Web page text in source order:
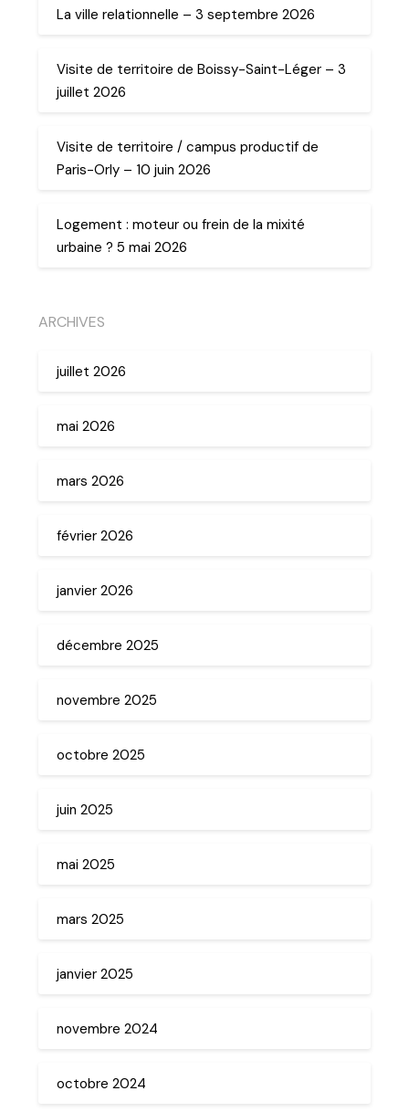
La ville relationnelle – 3 septembre 2026
Visite de territoire de Boissy-Saint-Léger – 3
juillet 2026
Visite de territoire / campus productif de
Paris-Orly – 10 juin 2026
Logement : moteur ou frein de la mixité
urbaine ? 5 mai 2026
ARCHIVES
juillet 2026
mai 2026
mars 2026
février 2026
janvier 2026
décembre 2025
novembre 2025
octobre 2025
juin 2025
mai 2025
mars 2025
janvier 2025
novembre 2024
octobre 2024